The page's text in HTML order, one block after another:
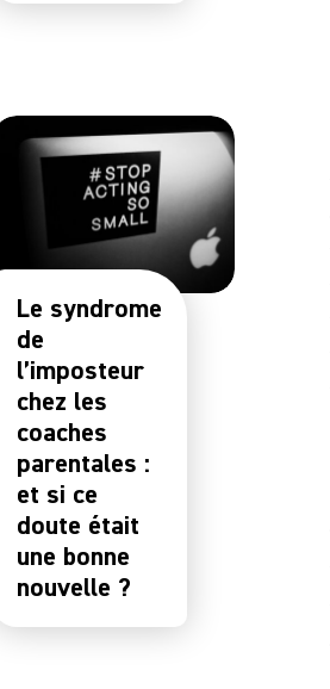
Le syndrome
de
l’imposteur
chez les
coaches
parentales :
et si ce
doute était
une bonne
nouvelle ?